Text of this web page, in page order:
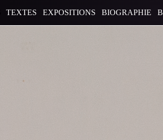
TEXTES EXPOSITIONS BIOGRAPHIE